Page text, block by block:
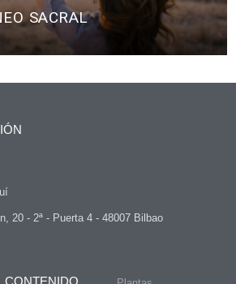
SACRAL
20 - 2ª - Puerta 4 - 48007 Bilbao